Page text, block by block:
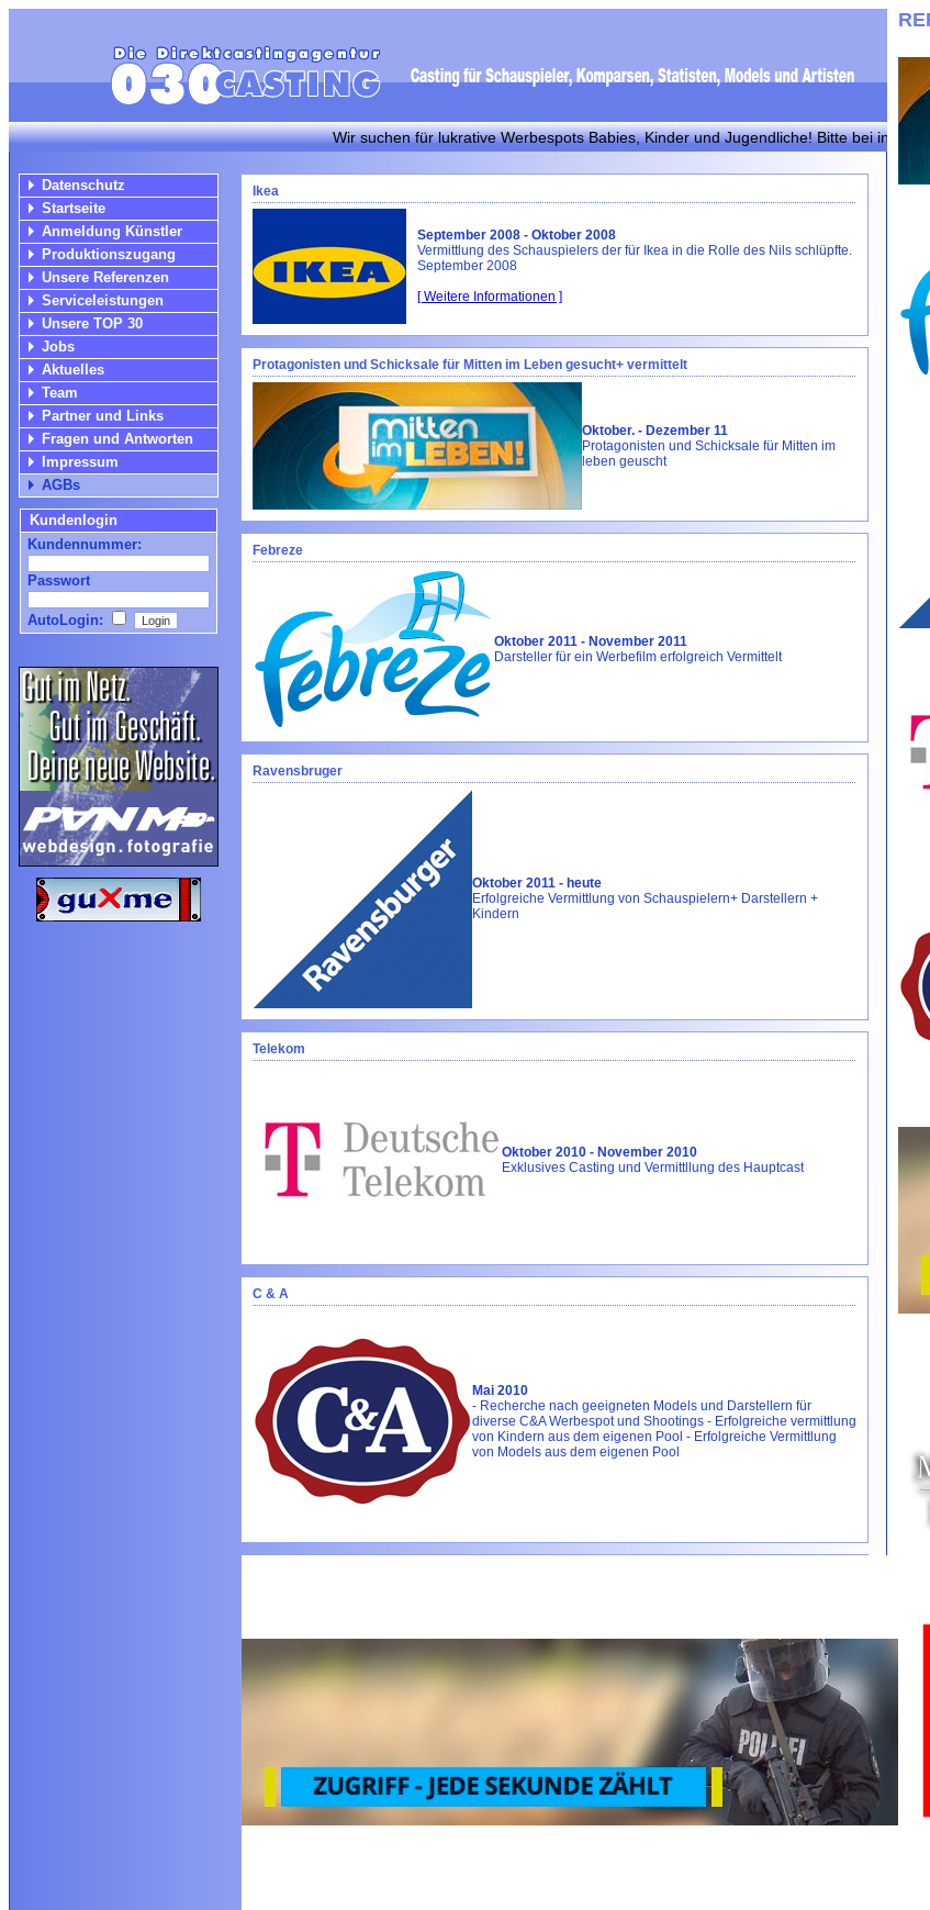
Wir suchen für lukrative Werbespots Babies, Kinder und Jugendliche! Bitte bei
Datenschutz
Startseite
Anmeldung Künstler
Produktionszugang
Unsere Referenzen
Serviceleistungen
Unsere TOP 30
Jobs
Aktuelles
Team
Partner und Links
Fragen und Antworten
Impressum
AGBs
Kundenlogin
Kundennummer:
Passwort
AutoLogin:
Ikea
September 2008 - Oktober 2008
Vermittlung des Schauspielers der für Ikea in die Rolle des Nils schlüpfte.
September 2008
[ Weitere Informationen ]
Protagonisten und Schicksale für Mitten im Leben gesucht+ vermittelt
Oktober. - Dezember 11
Protagonisten und Schicksale für Mitten im
leben geuscht
Febreze
Oktober 2011 - November 2011
Darsteller für ein Werbefilm erfolgreich Vermittelt
Ravensbruger
Oktober 2011 - heute
Erfolgreiche Vermittlung von Schauspielern+ Darstellern +
Kindern
Telekom
Oktober 2010 - November 2010
Exklusives Casting und Vermittllung des Hauptcast
C & A
Mai 2010
- Recherche nach geeigneten Models und Darstellern für
diverse C&A Werbespot und Shootings - Erfolgreiche vermittlung
von Kindern aus dem eigenen Pool - Erfolgreiche Vermittlung
von Models aus dem eigenen Pool